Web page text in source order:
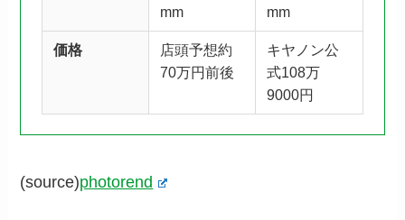
mm mm
価格
店頭予想約
70万円前後
キヤノン公
式108万
9000円
(source)photorend